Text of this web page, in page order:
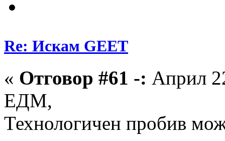
Re: Искам GEET
« Отговор #61 -: Април
ЕДМ,
Технологичен пробив